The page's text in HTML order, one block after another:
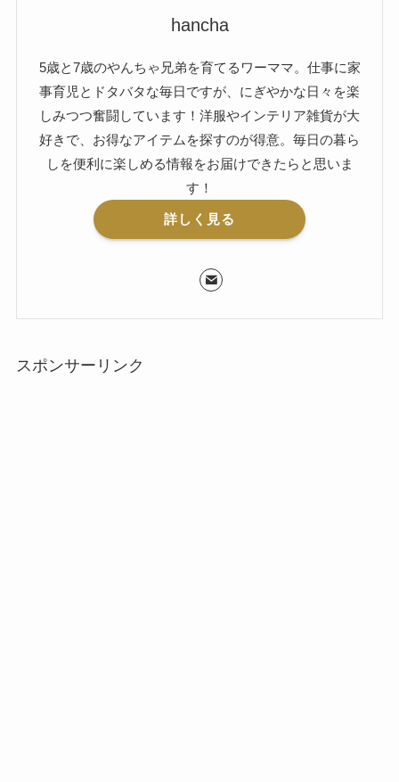
hancha
5歳と7歳のやんちゃ兄弟を育てるワーママ。仕事に家
事育児とドタバタな毎日ですが、にぎやかな日々を楽
しみつつ奮闘しています！洋服やインテリア雑貨が大
好きで、お得なアイテムを探すのが得意。毎日の暮ら
しを便利に楽しめる情報をお届けできたらと思いま
す！
詳しく見る
スポンサーリンク